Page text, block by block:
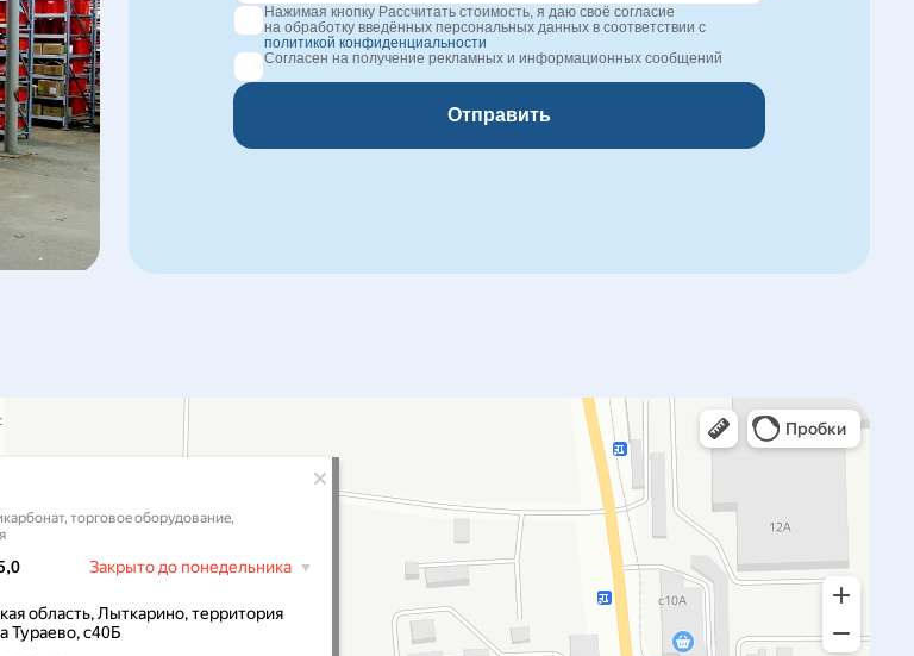
Нажимая кнопку Рассчитать стоимость, я даю своё согласие
на обработку введённых персональных данных в соответствии с
политикой конфиденциальности
Согласен на получение рекламных и информационных сообщений
Отправить